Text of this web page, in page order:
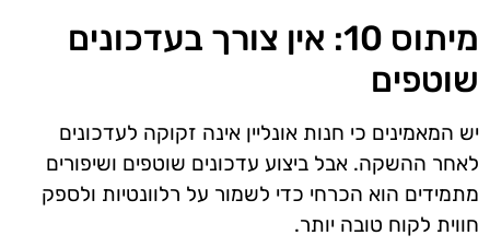
מיתוס 10: אין צורך בעדכונים
שוטפים
יש המאמינים כי חנות אונליין אינה זקוקה לעדכונים
לאחר ההשקה. אבל ביצוע עדכונים שוטפים ושיפורים
מתמידים הוא הכרחי כדי לשמור על רלוונטיות ולספק
חווית לקוח טובה יותר.